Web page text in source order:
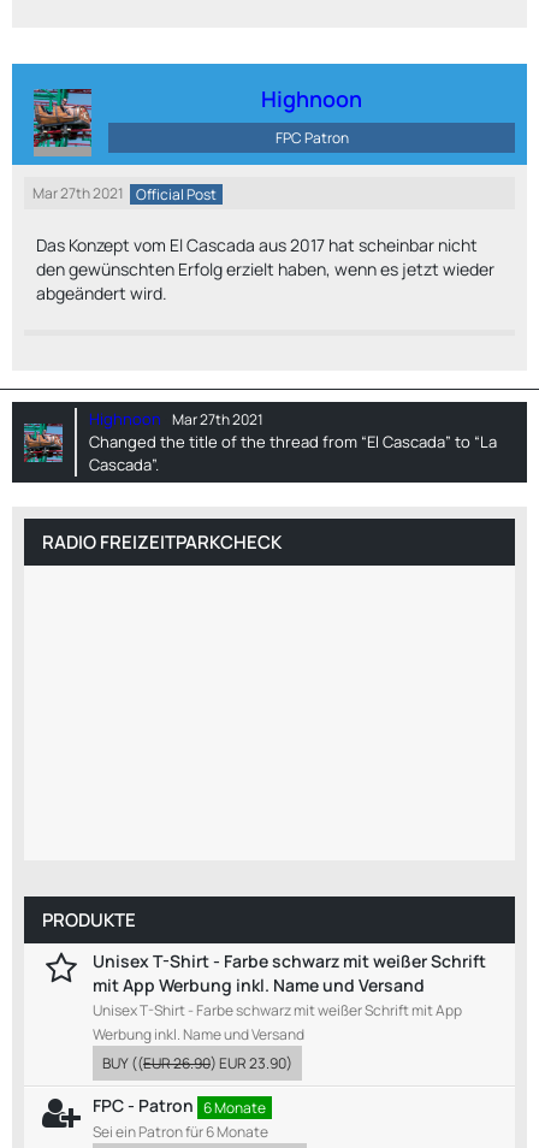
Highnoon
FPC Patron
Mar 27th 2021 Official Post
Das Konzept vom El Cascada aus 2017 hat scheinbar nicht
den gewünschten Erfolg erzielt haben, wenn es jetzt wieder
abgeändert wird.
Highnoon Mar 27th 2021
Changed the title of the thread from “El Cascada” to “La
Cascada”.
RADIO FREIZEITPARKCHECK
PRODUKTE
Unisex T-Shirt - Farbe schwarz mit weißer Schrift
mit App Werbung inkl. Name und Versand
Unisex T-Shirt - Farbe schwarz mit weißer Schrift mit App
Werbung inkl. Name und Versand
BUY((EUR 26.90)EUR 23.90)
FPC - Patron 6 Monate
Sei ein Patron für 6 Monate